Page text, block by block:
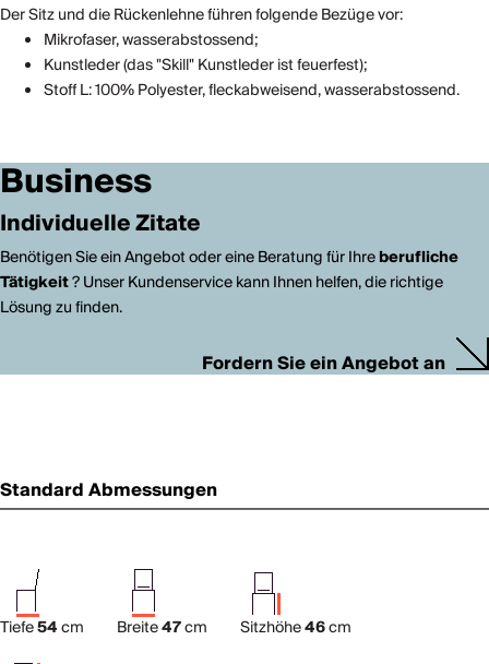
Der Sitz und die Rückenlehne führen folgende Bezüge vor:
Mikrofaser, wasserabstossend;
Kunstleder (das "Skill" Kunstleder ist feuerfest);
Stoff L: 100% Polyester, fleckabweisend, wasserabstossend.
Business
Individuelle Zitate
Benötigen Sie ein Angebot oder eine Beratung für Ihreberufliche
Tätigkeit? Unser Kundenservice kann Ihnen helfen, die richtige
Lösung zu finden.
Fordern Sie ein Angebot an
Standard Abmessungen
Tiefe54cm Breite47cm Sitzhöhe46cm